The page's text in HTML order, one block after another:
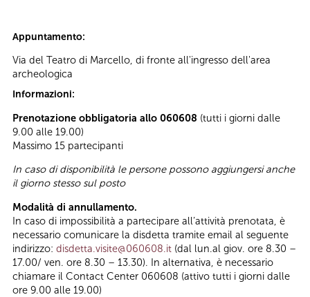
Appuntamento:
Via del Teatro di Marcello, di fronte all'ingresso dell'area
archeologica
Informazioni:
Prenotazione obbligatoria allo 060608 (tutti i giorni dalle
9.00 alle 19.00)
Massimo 15 partecipanti
In caso di disponibilità le persone possono aggiungersi anche
il giorno stesso sul posto
Modalità di annullamento.
In caso di impossibilità a partecipare all’attività prenotata, è
necessario comunicare la disdetta tramite email al seguente
indirizzo: disdetta.visite@060608.it (dal lun.al giov. ore 8.30 –
17.00/ ven. ore 8.30 – 13.30). In alternativa, è necessario
chiamare il Contact Center 060608 (attivo tutti i giorni dalle
ore 9.00 alle 19.00)